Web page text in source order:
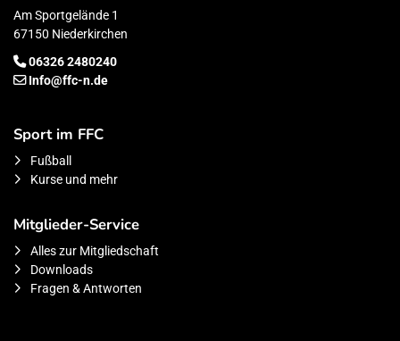
Am Sportgelände 1
67150 Niederkirchen
06326 2480240
Info@ffc-n.de
Sport im FFC
Fußball
Kurse und mehr
Mitglieder-Service
Alles zur Mitgliedschaft
Downloads
Fragen & Antworten